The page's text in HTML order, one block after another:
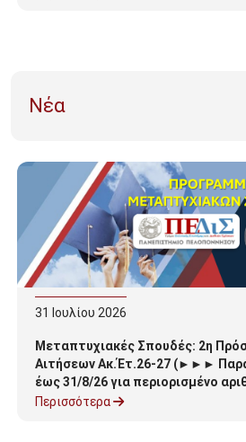
Νέα
31 Ιουλίου 2026
Μεταπτυχιακές Σπουδές: 2η
Αιτήσεων Ακ.Έτ.26-27 (►►►
έως 31/8/26 για περιορισμένο
Περισσότερα